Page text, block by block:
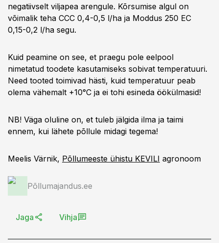
negatiivselt viljapea arengule. Kõrsumise algul on
võimalik teha CCC 0,4-0,5 l/ha ja Moddus 250 EC
0,15-0,2 l/ha segu.
Kuid peamine on see, et praegu pole eelpool
nimetatud toodete kasutamiseks sobivat temperatuuri.
Need tooted toimivad hästi, kuid temperatuur peab
olema vähemalt +10°C ja ei tohi esineda öökülmasid!
NB! Väga oluline on, et tuleb jälgida ilma ja taimi
ennem, kui lähete põllule midagi tegema!
Meelis Värnik, Põllumeeste ühistu KEVILI agronoom
Põllumajandus.ee
Jaga Vihja